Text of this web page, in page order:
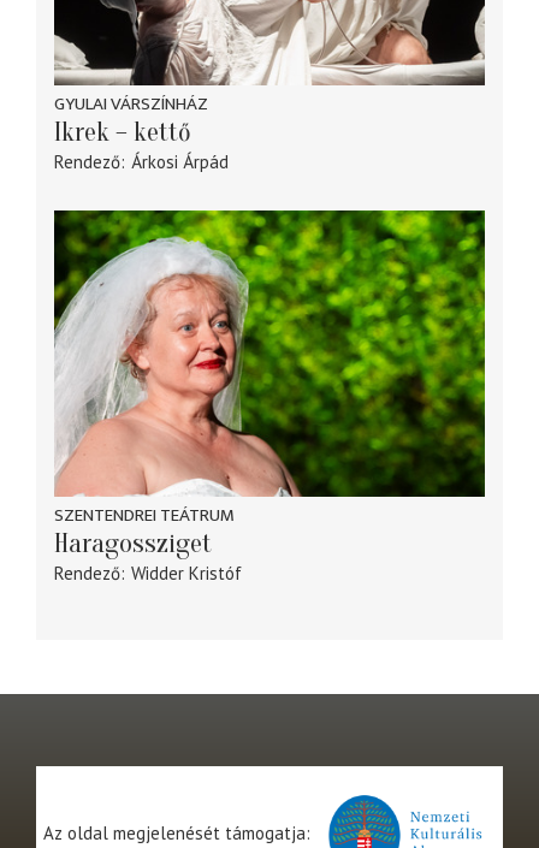
GYULAI VÁRSZÍNHÁZ
Ikrek – kettő
Rendező Árkosi Árpád
SZENTENDREI TEÁTRUM
Haragossziget
Rendező Widder Kristóf
Az oldal megjelenését támogatja: